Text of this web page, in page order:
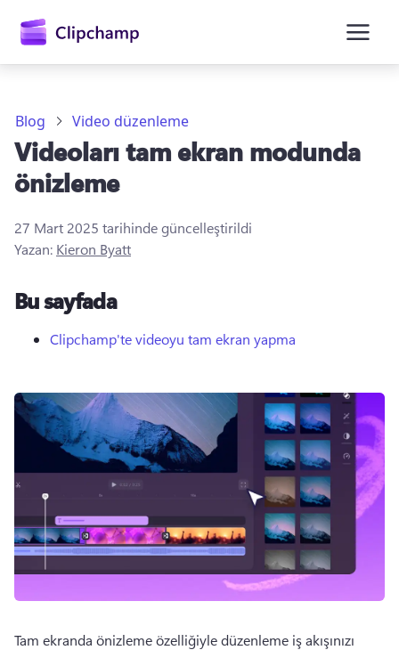
Ücretsiz deneyin
Blog Video düzenleme
Videoları tam ekran modunda
önizleme
27 Mart 2025 tarihinde güncelleştirildi
Yazan: Kieron Byatt
Bu sayfada
Clipchamp'te videoyu tam ekran yapma
Tam ekranda önizleme özelliğiyle düzenleme iş akışınızı